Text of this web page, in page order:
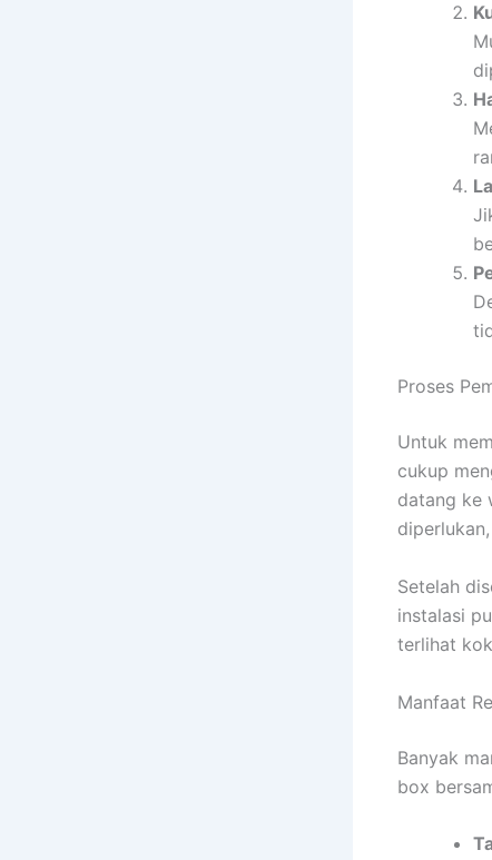
Proses
Untuk
cukup
datang ke
Setelah
instalasi
terlihat
Manfaat
Banyak
box